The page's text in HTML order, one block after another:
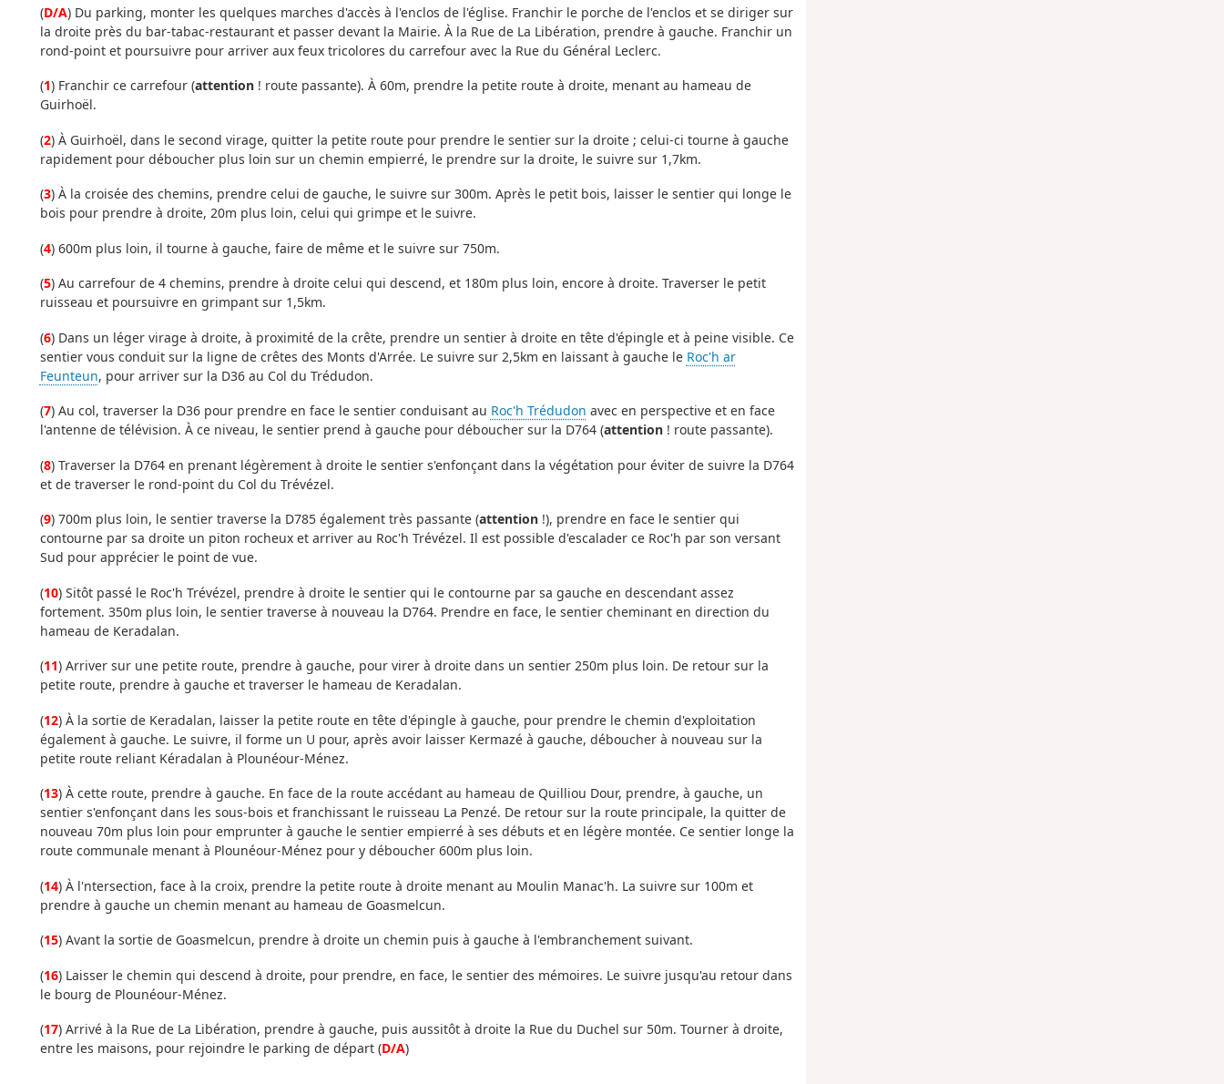
(D/A) Du parking, monter les quelques marches d'accès à l'enclos de l'église. Franchir le porche de l'enclos et se diriger sur
la droite près du bar-tabac-restaurant et passer devant la Mairie. À la Rue de La Libération, prendre à gauche. Franchir un
rond-point et poursuivre pour arriver aux feux tricolores du carrefour avec la Rue du Général Leclerc.
(1) Franchir ce carrefour (attention! route passante). À 60m, prendre la petite route à droite, menant au hameau de
Guirhoël.
(2) À Guirhoël, dans le second virage, quitter la petite route pour prendre le sentier sur la droite ; celui-ci tourne à gauche
rapidement pour déboucher plus loin sur un chemin empierré, le prendre sur la droite, le suivre sur 1,7km.
(3) À la croisée des chemins, prendre celui de gauche, le suivre sur 300m. Après le petit bois, laisser le sentier qui longe le
bois pour prendre à droite, 20m plus loin, celui qui grimpe et le suivre.
(4) 600m plus loin, il tourne à gauche, faire de même et le suivre sur 750m.
(5) Au carrefour de 4 chemins, prendre à droite celui qui descend, et 180m plus loin, encore à droite. Traverser le petit
ruisseau et poursuivre en grimpant sur 1,5km.
(6) Dans un léger virage à droite, à proximité de la crête, prendre un sentier à droite en tête d'épingle et à peine visible. Ce
sentier vous conduit sur la ligne de crêtes des Monts d'Arrée. Le suivre sur 2,5km en laissant à gauche le Roc'h ar
Feunteun, pour arriver sur la D36 au Col du Trédudon.
(7) Au col, traverser la D36 pour prendre en face le sentier conduisant au Roc'h Trédudon avec en perspective et en face
l'antenne de télévision. À ce niveau, le sentier prend à gauche pour déboucher sur la D764 (attention! route passante).
(8) Traverser la D764 en prenant légèrement à droite le sentier s'enfonçant dans la végétation pour éviter de suivre la D764
et de traverser le rond-point du Col du Trévézel.
(9) 700m plus loin, le sentier traverse la D785 également très passante (attention!), prendre en face le sentier qui
contourne par sa droite un piton rocheux et arriver au Roc'h Trévézel. Il est possible d'escalader ce Roc'h par son versant
Sud pour apprécier le point de vue.
(10) Sitôt passé le Roc'h Trévézel, prendre à droite le sentier qui le contourne par sa gauche en descendant assez
fortement. 350m plus loin, le sentier traverse à nouveau la D764. Prendre en face, le sentier cheminant en direction du
hameau de Keradalan.
(11) Arriver sur une petite route, prendre à gauche, pour virer à droite dans un sentier 250m plus loin. De retour sur la
petite route, prendre à gauche et traverser le hameau de Keradalan.
(12) À la sortie de Keradalan, laisser la petite route en tête d'épingle à gauche, pour prendre le chemin d'exploitation
également à gauche. Le suivre, il forme un U pour, après avoir laisser Kermazé à gauche, déboucher à nouveau sur la
petite route reliant Kéradalan à Plounéour-Ménez.
(13) À cette route, prendre à gauche. En face de la route accédant au hameau de Quilliou Dour, prendre, à gauche, un
sentier s'enfonçant dans les sous-bois et franchissant le ruisseau La Penzé. De retour sur la route principale, la quitter de
nouveau 70m plus loin pour emprunter à gauche le sentier empierré à ses débuts et en légère montée. Ce sentier longe la
route communale menant à Plounéour-Ménez pour y déboucher 600m plus loin.
(14) À l'ntersection, face à la croix, prendre la petite route à droite menant au Moulin Manac'h. La suivre sur 100m et
prendre à gauche un chemin menant au hameau de Goasmelcun.
(15) Avant la sortie de Goasmelcun, prendre à droite un chemin puis à gauche à l'embranchement suivant.
(16) Laisser le chemin qui descend à droite, pour prendre, en face, le sentier des mémoires. Le suivre jusqu'au retour dans
le bourg de Plounéour-Ménez.
(17) Arrivé à la Rue de La Libération, prendre à gauche, puis aussitôt à droite la Rue du Duchel sur 50m. Tourner à droite,
entre les maisons, pour rejoindre le parking de départ (D/A)